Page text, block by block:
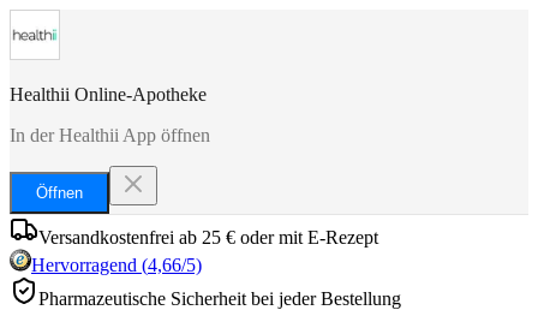
Healthii Online-Apotheke
In der Healthii App öffnen
Öffnen
Versandkostenfrei ab 25 € oder mit E-Rezept
Hervorragend (4,66/5)
Pharmazeutische Sicherheit bei jeder Bestellung